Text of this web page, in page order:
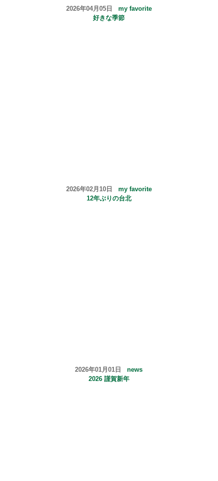
2026年04月05日 my favorite
好きな季節
2026年02月10日 my favorite
12年ぶりの台北
2026年01月01日news
2026 謹賀新年